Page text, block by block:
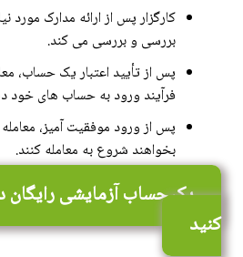
کارگزار پس از ارائه مدارک مورد
بررسی و بررسی می کند.
پس از تأیید اعتبار یک حساب،
فرآیند ورود به حساب های خود
پس از ورود موفقیت آمیز،
بخواهند شروع به معامله کنند.
کنید